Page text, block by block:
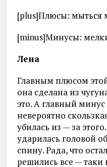
[plus]Плюсы: мыться
[minus]Минусы:
Лена
Главным плюсом
она сделана из
это. А главный минус
невероятно
убилась из — за
ударилась головой
спину. Рада, что
решились все — таки